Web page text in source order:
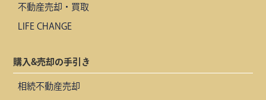
不動産売却・買取
LIFE CHANGE
購入&売却の手引き
相続不動産売却